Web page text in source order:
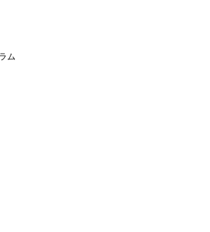
ム